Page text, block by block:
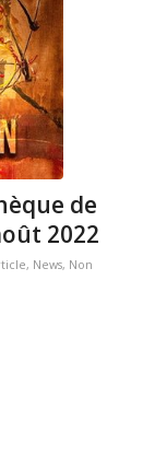
de
2022
, News, Non